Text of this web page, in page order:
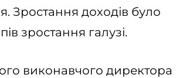
Зростання доходів було
зростання галузі.
виконавчого директора